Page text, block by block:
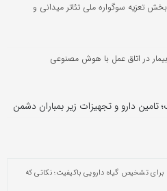
تعزیه سوگواره ملی تئاتر میدانی و
در اتاق عمل با هوش مصنوعی
دارو و تجهیزات زیر بمباران دشمن
برای تشخیص گیاه دارویی باکیفیت؛ نکاتی که